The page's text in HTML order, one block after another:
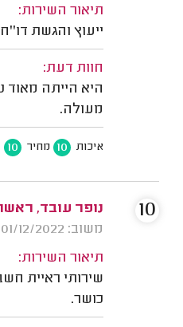
תיאור השירות:
ייעוץ והגשת
חוות דעת:
היא הייתה מאוד
מעולה.
איכות 10 מחיר 10
נופר עובד,
משוב: 01/12/2022
תיאור השירות:
שירותי ראיית
כושר.
10